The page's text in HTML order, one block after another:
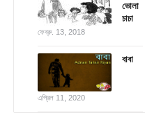
ভোলা
চাচা
ফেব্রু. 13, 2018
বাবা
এপ্রিল 11, 2020